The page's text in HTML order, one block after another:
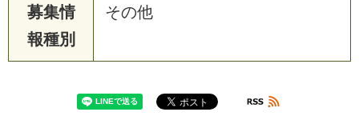
募集情
報種別
その他